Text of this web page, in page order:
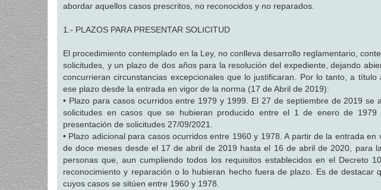
abordar aquellos casos prescritos, no reconocidos y no reparados.
1.- PLAZOS PARA PRESENTAR SOLICITUD
El procedimiento contemplado en la Ley, no conlleva desarrollo reglamentario,
solicitudes, y un plazo de dos años para la resolución del expediente, dejando
concurrieran circunstancias excepcionales que lo justificaran. Por lo tanto, a
ese plazo desde la entrada en vigor de la norma (17 de Abril de 2019):
• Plazo para casos ocurridos entre 1979 y 1999. El 27 de septiembre de 2019
solicitudes en casos que se hubieran producido entre el 1 de enero de
presentación de solicitudes 27/09/2021.
• Plazo adicional para casos ocurridos entre 1960 y 1978. A partir de la entrada
de doce meses desde el 17 de abril de 2019 hasta el 16 de abril de 2020, para
personas que, aun cumpliendo todos los requisitos establecidos en el Decreto
reconocimiento y reparación o lo hubieran hecho fuera de plazo. Es de destacar
cuyos casos se sitúen entre 1960 y 1978.